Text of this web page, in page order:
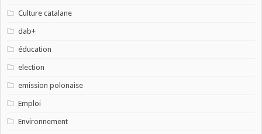
Culture catalane
dab+
éducation
election
emission polonaise
Emploi
Environnement